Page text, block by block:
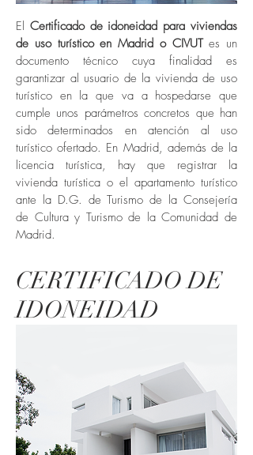
El Certificado de idoneidad para viviendas
de uso turísticoen Madrid o CIVUTes un
documento técnico cuya finalidad es
garantizar al usuario de la vivienda de uso
turístico en la que va a hospedarse que
cumple unos parámetros concretos que han
sido determinados en atención al uso
turístico ofertado. En Madrid, además de la
licencia turística, hay que registrar la
vivienda turística o el apartamento turístico
ante la D.G. de Turismo de la Consejería
de Cultura y Turismo de la Comunidad de
Madrid.
CERTIFICADO DE
IDONEIDAD